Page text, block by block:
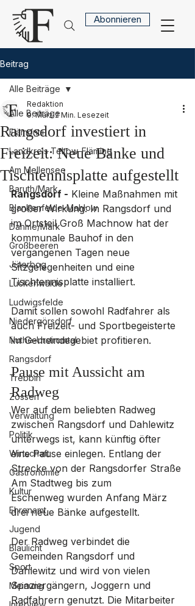
Abonnieren
Beitrag
Alle Beiträge
Flämont+
Landkreis Teltow-Fläming
Am Mellensee
Baruth/Mark
Blankenfelde-Mahlow
Dahme/Mark
Großbeeren
Jüterbog
Luckenwalde
Ludwigsfelde
Niedergörsdorf
Nuthe-Urstromtal
Rangsdorf
Trebbin
Zossen
Verwaltung
Politik
Wirtschaft
Gastronomie
Kultur
Ehrenamt
Jugend
Blaulicht
Sport
Meinung
Alle Beiträge
Rangsdorf investiert in
Freizeit: Neue Bänke und
Tischtennisplatte aufgestellt
Redaktion
9. März 2 Min. Lesezeit
Rangsdorf - Kleine Maßnahmen mit
großer Wirkung: In Rangsdorf und
im Ortsteil Groß Machnow hat der
kommunale Bauhof in den
vergangenen Tagen neue
Sitzgelegenheiten und eine
Tischtennisplatte installiert.
Damit sollen sowohl Radfahrer als
auch Freizeit- und Sportbegeisterte
im Gemeindegebiet profitieren.
Pause mit Aussicht am
Radweg
Wer auf dem beliebten Radweg
zwischen Rangsdorf und Dahlewitz
unterwegs ist, kann künftig öfter
eine Pause einlegen. Entlang der
Strecke von der Rangsdorfer Straße
Am Stadtweg bis zum
Eschenweg wurden Anfang März
drei neue Bänke aufgestellt.
Der Radweg verbindet die
Gemeinden Rangsdorf und
Dahlewitz und wird von vielen
Spaziergängern, Joggern und
Radfahrern genutzt. Die Mitarbeiter